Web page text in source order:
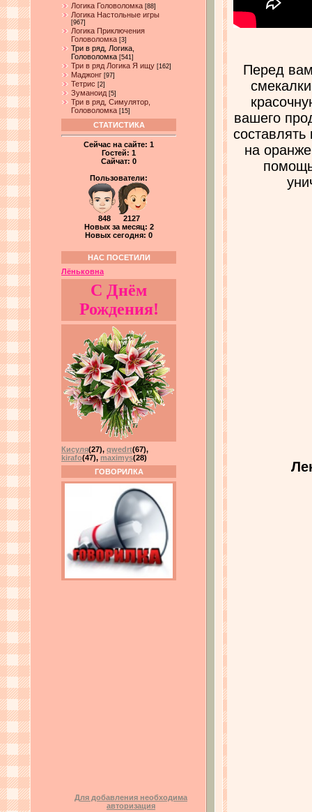
Логика Головоломка [88]
Логика Настольные игры
[967]
Логика Приключения
Головоломка [3]
Три в ряд, Логика,
Головоломка [541]
Три в ряд Логика Я ищу [162]
Маджонг [97]
Тетрис [2]
Зуманоид [5]
Три в ряд, Симулятор,
Головоломка [15]
СТАТИСТИКА
Сейчас на сайте: 1
Гостей: 1
Сайчат: 0
Пользователи:
848 2127
Новых за месяц: 2
Новых сегодня: 0
НАС ПОСЕТИЛИ
Лёньковна
С Днём
Рождения!
Кисуля(27), qwedrt(67),
kirafo(47), maximys(28)
ГОВОРИЛКА
Для добавления необходима
авторизация
Перед
вашего
на